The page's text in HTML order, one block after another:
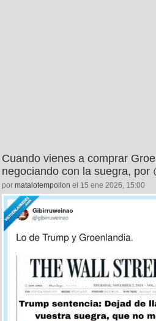
Cuando vienes a comprar
negociando con la suegra, por
por matalotempollon el 15 ene 2026, 15:00